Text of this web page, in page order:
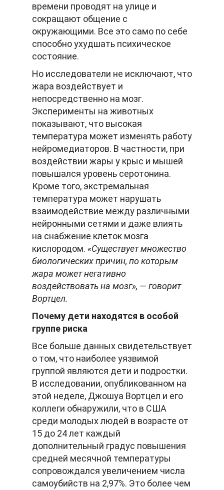
времени проводят на улице и
сокращают общение с
окружающими. Все это само по себе
способно ухудшать психическое
состояние.
Но исследователи не исключают, что
жара воздействует и
непосредственно на мозг.
Эксперименты на животных
показывают, что высокая
температура может изменять работу
нейромедиаторов. В частности, при
воздействии жары у крыс и мышей
повышался уровень серотонина.
Кроме того, экстремальная
температура может нарушать
взаимодействие между различными
нейронными сетями и даже влиять
на снабжение клеток мозга
кислородом. «Существует множество
биологических причин, по которым
жара может негативно
воздействовать на мозг», — говорит
Вортцел.
Почему дети находятся в особой
группе риска
Все больше данных свидетельствует
о том, что наиболее уязвимой
группой являются дети и подростки.
В исследовании, опубликованном на
этой неделе, Джошуа Вортцел и его
коллеги обнаружили, что в США
среди молодых людей в возрасте от
15 до 24 лет каждый
дополнительный градус повышения
средней месячной температуры
сопровождался увеличением числа
самоубийств на 2,97%. Это более чем